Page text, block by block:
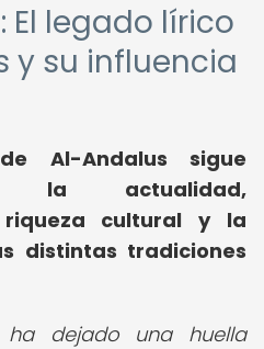
El legado lírico
y su influencia
Al-Andalus sigue
la actualidad,
riqueza cultural y la
distintas tradiciones
ha dejado una huella